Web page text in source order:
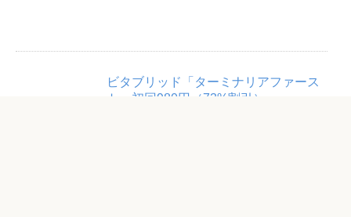
ビタブリッド「ターミナリアファース
ト」初回980円（73%割引）